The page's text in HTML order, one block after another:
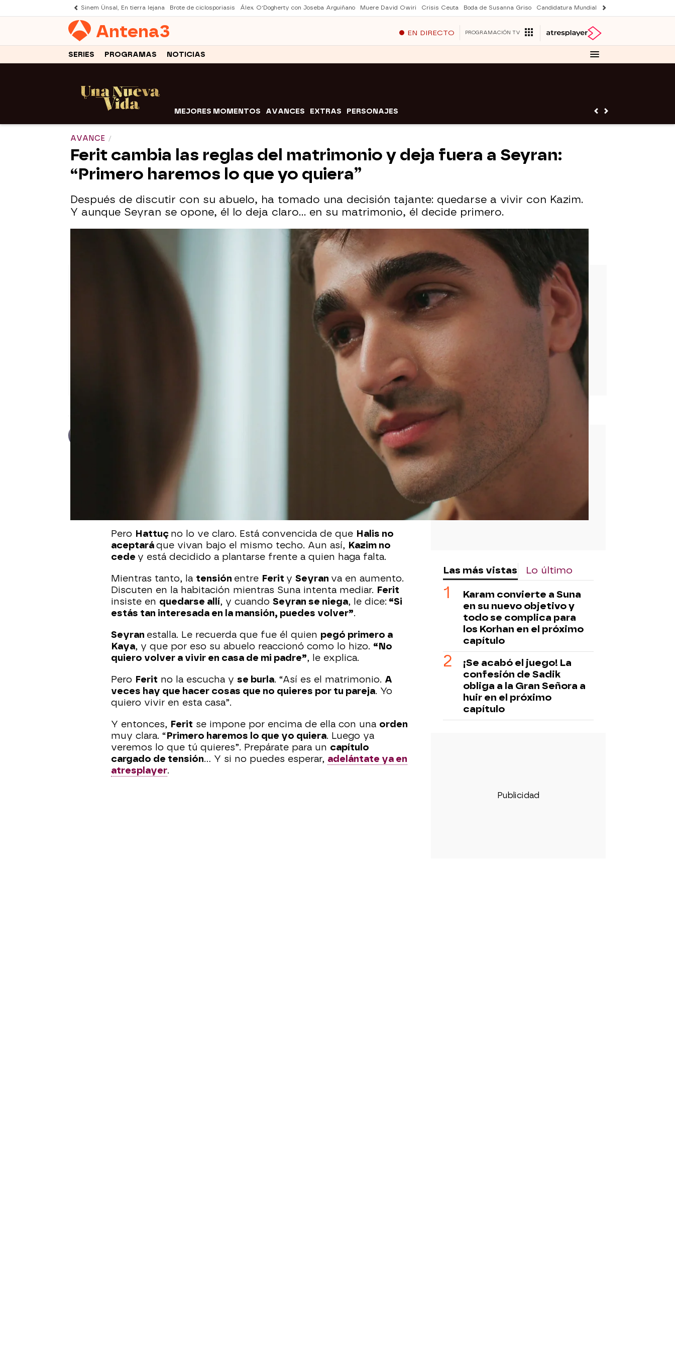
Sinem Ünsal, En tierra lejana Brote de ciclosporiasis Álex O'Dogherty con Joseba Arguiñano Muere David Owiri Crisis Ceuta Boda de Susanna Griso Candidatura Mundial 2030
Antena3 EN DIRECTO PROGRAMACIÓN TV
SERIES PROGRAMAS NOTICIAS
MEJORES MOMENTOS AVANCES EXTRAS PERSONAJES
AVANCE
Ferit cambia las reglas del matrimonio y deja fuera a Seyran:
“Primero haremos lo que yo quiera”
Después de discutir con su abuelo, ha tomado una decisión tajante: quedarse a vivir con Kazim.
Y aunque Seyran se opone, él lo deja claro… en su matrimonio, él decide primero.
“Vive feliz con tu nueva familia”: Ferit recibe una bofetada de su abuelo y le responde con la decisión
más dolorosa de su vida
WhatsappFacebook
X Flipboard
no duda ni un segundo. Ha tomado una
y se la
Ferit y Seyran se quedarán en su
Pero Hattuç no lo ve claro. Está convencida de que Halis no
aceptaráque vivan bajo el mismo techo. Aun así, Kazim no
cede y está decidido a plantarse frente a quien haga falta.
Mientras tanto, la tensión entre Ferit y Seyran va en aumento.
Discuten en la habitación mientras Suna intenta mediar. Ferit
insiste en quedarse allí, y cuando Seyran se niega, le dice: “Si
estás tan interesada en la mansión, puedes volver”.
Seyran estalla. Le recuerda que fue él quien pegó primero a
Kaya, y que por eso su abuelo reaccionó como lo hizo. “No
quiero volver a vivir en casa de mi padre”, le explica.
Pero Ferit no la escucha y se burla. “Así es el matrimonio. A
veces hay que hacer cosas que no quieres por tu pareja. Yo
quiero vivir en esta casa”.
Y entonces, Ferit se impone por encima de ella con una orden
muy clara. “Primero haremos lo que yo quiera. Luego ya
veremos lo que tú quieres”. Prepárate para un capítulo
cargado de tensión… Y si no puedes esperar, adelántate ya en
atresplayer.
Las más vistas Lo último
Karam convierte a Suna
en su nuevo objetivo y
todo se complica para
los Korhan en el próximo
capítulo
¡Se acabó el juego! La
confesión de Sadik
obliga a la Gran Señora a
huir en el próximo
capítulo